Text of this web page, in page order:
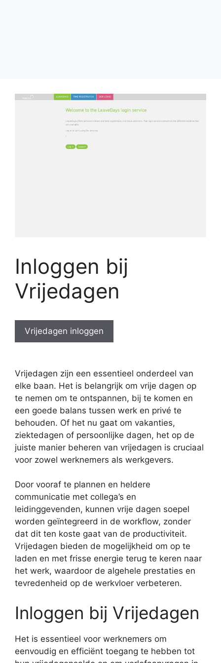
Inloggen bij
Vrijedagen
Vrijedagen inloggen
Vrijedagen zijn een essentieel onderdeel van
elke baan. Het is belangrijk om vrije dagen op
te nemen om te ontspannen, bij te komen en
een goede balans tussen werk en privé te
behouden. Of het nu gaat om vakanties,
ziektedagen of persoonlijke dagen, het op de
juiste manier beheren van vrijedagen is cruciaal
voor zowel werknemers als werkgevers.
Door vooraf te plannen en heldere
communicatie met collega’s en
leidinggevenden, kunnen vrije dagen soepel
worden geïntegreerd in de workflow, zonder
dat dit ten koste gaat van de productiviteit.
Vrijedagen bieden de mogelijkheid om op te
laden en met frisse energie terug te keren naar
het werk, waardoor de algehele prestaties en
tevredenheid op de werkvloer verbeteren.
Inloggen bij Vrijedagen
Het is essentieel voor werknemers om
eenvoudig en efficiënt toegang te hebben tot